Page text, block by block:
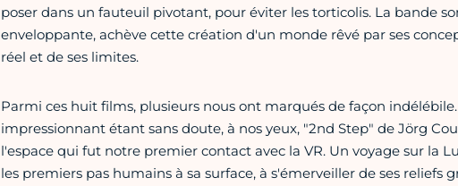
poser dans un fauteuil pivotant, pour éviter les torticolis. La bande
enveloppante, achève cette création d'un monde rêvé par ses
réel et de ses limites.
Parmi ces huit films, plusieurs nous ont marqués de façon
impressionnant étant sans doute, à nos yeux, "2nd Step" de Jörg
l'espace qui fut notre premier contact avec la VR. Un voyage sur la
les premiers pas humains à sa surface, à s'émerveiller de ses reliefs